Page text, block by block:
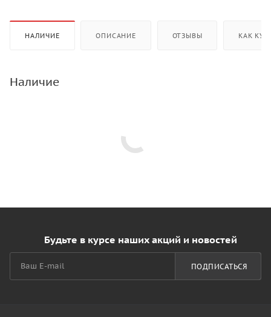
НАЛИЧИЕ ОПИСАНИЕ ОТЗЫВЫ КАК
Наличие
Будьте в курсе наших акций и новостей
ПОДПИСАТЬСЯ